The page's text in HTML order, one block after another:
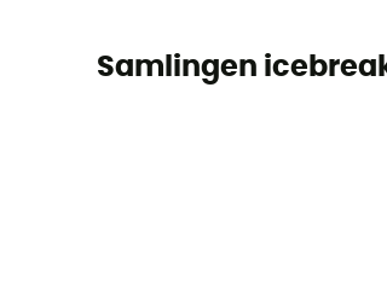
Samlingen